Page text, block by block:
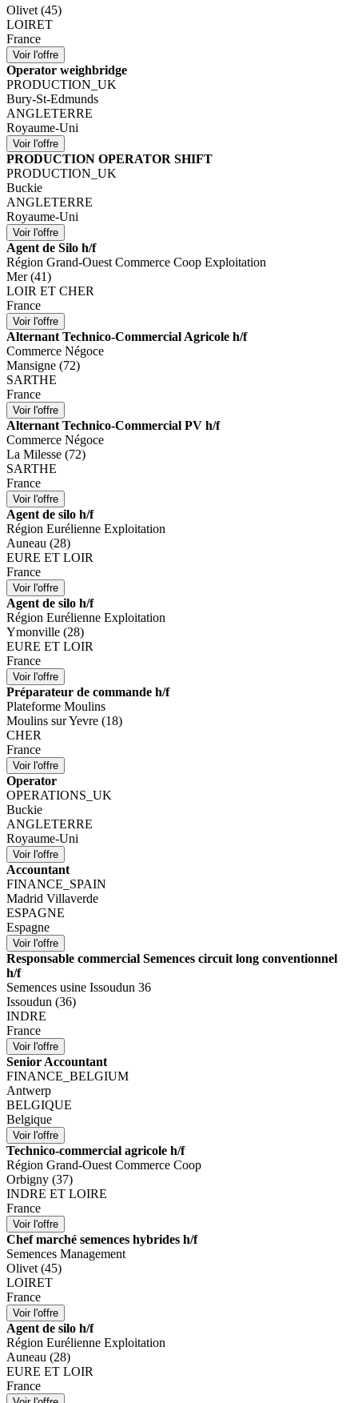
Olivet (45)
LOIRET
France
Operator weighbridge
PRODUCTION_UK
Bury-St-Edmunds
ANGLETERRE
Royaume-Uni
PRODUCTION OPERATOR SHIFT
PRODUCTION_UK
Buckie
ANGLETERRE
Royaume-Uni
Agent de Silo h/f
Région Grand-Ouest Commerce Coop Exploitation
Mer (41)
LOIR ET CHER
France
Alternant Technico-Commercial Agricole h/f
Commerce Négoce
Mansigne (72)
SARTHE
France
Alternant Technico-Commercial PV h/f
Commerce Négoce
La Milesse (72)
SARTHE
France
Agent de silo h/f
Région Eurélienne Exploitation
Auneau (28)
EURE ET LOIR
France
Agent de silo h/f
Région Eurélienne Exploitation
Ymonville (28)
EURE ET LOIR
France
Préparateur de commande h/f
Plateforme Moulins
Moulins sur Yevre (18)
CHER
France
Operator
OPERATIONS_UK
Buckie
ANGLETERRE
Royaume-Uni
Accountant
FINANCE_SPAIN
Madrid Villaverde
ESPAGNE
Espagne
Responsable commercial Semences circuit long conventionnel
h/f
Semences usine Issoudun 36
Issoudun (36)
INDRE
France
Senior Accountant
FINANCE_BELGIUM
Antwerp
BELGIQUE
Belgique
Technico-commercial agricole h/f
Région Grand-Ouest Commerce Coop
Orbigny (37)
INDRE ET LOIRE
France
Chef marché semences hybrides h/f
Semences Management
Olivet (45)
LOIRET
France
Agent de silo h/f
Région Eurélienne Exploitation
Auneau (28)
EURE ET LOIR
France